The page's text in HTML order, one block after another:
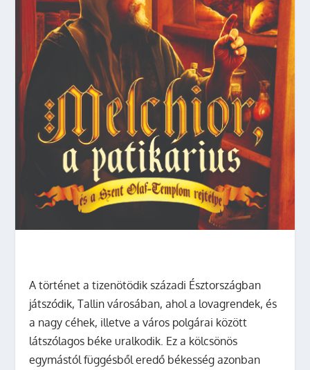
A történet a tizenötödik századi Észtországban
játszódik, Tallin városában, ahol a lovagrendek, és
a nagy céhek, illetve a város polgárai között
látszólagos béke uralkodik. Ez a kölcsönös
egymástól függésből eredő békesség azonban